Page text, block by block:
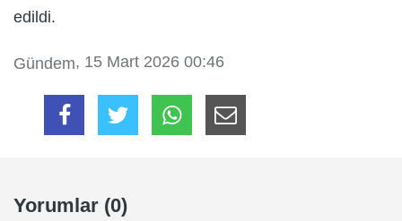
edildi.
Gündem, 15 Mart 2026 00:46
Yorumlar (0)